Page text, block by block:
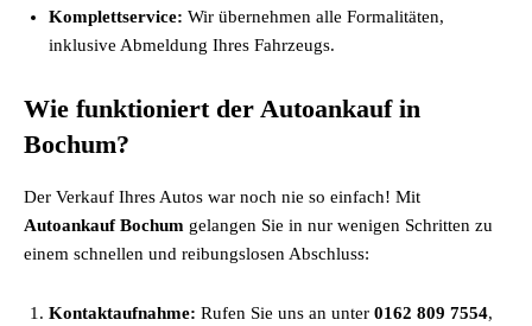
Komplettservice: Wir übernehmen alle Formalitäten,
inklusive Abmeldung Ihres Fahrzeugs.
Wie funktioniert der Autoankauf in
Bochum?
Der Verkauf Ihres Autos war noch nie so einfach! Mit
Autoankauf Bochum gelangen Sie in nur wenigen Schritten zu
einem schnellen und reibungslosen Abschluss:
Kontaktaufnahme: Rufen Sie uns an unter 0162 809 7554,